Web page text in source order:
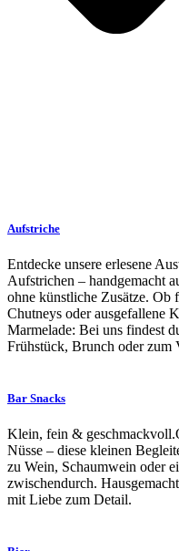
Aufstriche
Entdecke unsere erlesene
Aufstrichen – handgemacht
ohne künstliche Zusätze. Ob
Chutneys oder ausgefallene
Marmelade: Bei uns findest
Frühstück, Brunch oder zum
Bar Snacks
Klein, fein &
Nüsse – diese kleinen
zu Wein, Schaumwein oder
zwischendurch.
mit Liebe zum Detail.